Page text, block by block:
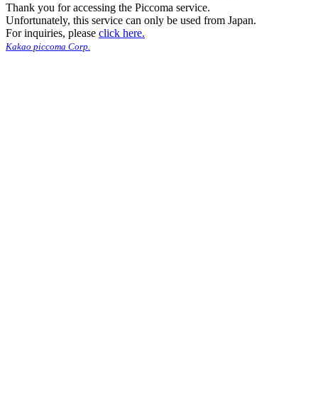
Thank you for accessing the Piccoma service.
Unfortunately, this service can only be used from Japan.
For inquiries, please click here.
Kakao piccoma Corp.